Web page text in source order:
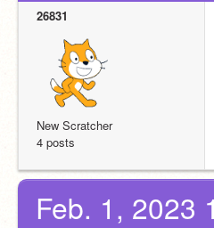
26831
New Scratcher
4 posts
Feb. 1, 2023